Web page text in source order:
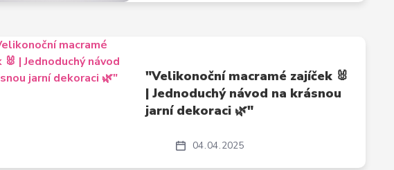
04 04 2025
"Velikonoční macramé zajíček 🐰
| Jednoduchý návod na krásnou
jarní dekoraci 🌿"